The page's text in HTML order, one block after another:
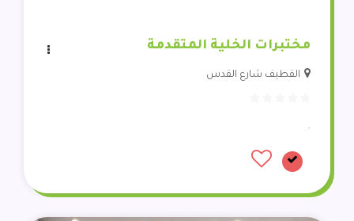
مختبرات الخلية المتقدمة
القطيف شارع القدس
.